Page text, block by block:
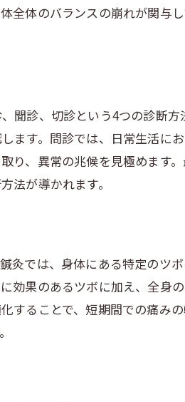
方法
防法
要性
係
る
全体のバランスの崩れが関与
聞診、切診という4つの診断
ます。問診では、日常生活に
り、異常の兆候を見極めます
法が導かれます。
灸では、身体にある特定のツ
効果のあるツボに加え、全身
することで、短期間での痛み